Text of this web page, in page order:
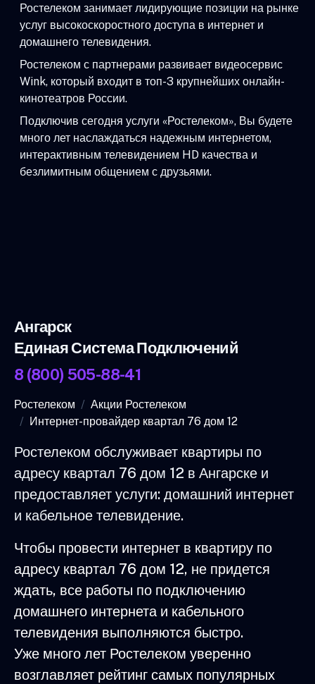
Ростелеком занимает лидирующие позиции на рынке
услуг высокоскоростного доступа в интернет и
домашнего телевидения.
Ростелеком с партнерами развивает видеосервис
Wink, который входит в топ-3 крупнейших онлайн-
кинотеатров России.
Подключив сегодня услуги «Ростелеком», Вы будете
много лет наслаждаться надежным интернетом,
интерактивным телевидением HD качества и
безлимитным общением с друзьями.
Ангарск
Единая Система Подключений
8 (800) 505-88-41
Ростелеком
Акции Ростелеком
Интернет-провайдер квартал 76 дом 12
Ростелеком обслуживает квартиры по
адресу квартал 76 дом 12 в Ангарске и
предоставляет услуги: домашний интернет
и кабельное телевидение.
Чтобы провести интернет в квартиру по
адресу квартал 76 дом 12, не придется
ждать, все работы по подключению
домашнего интернета и кабельного
телевидения выполняются быстро.
Уже много лет Ростелеком уверенно
возглавляет рейтинг самых популярных